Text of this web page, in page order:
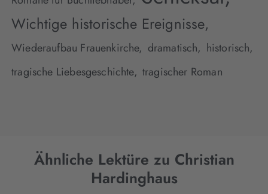
Wichtige historische Ereignisse,
Wiederaufbau Frauenkirche, dramatisch, historisch,
tragische Liebesgeschichte, tragischer Roman
Ähnliche Lektüre zu Christian
Hardinghaus